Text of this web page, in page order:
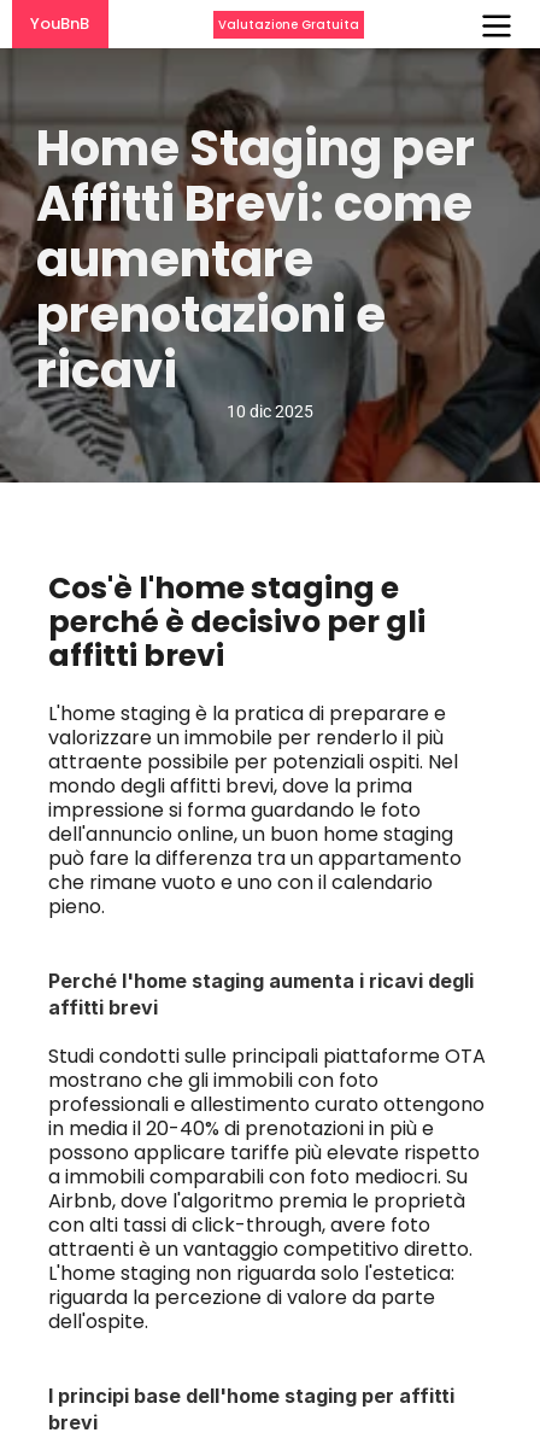
YouBnB Valutazione Gratuita
Home Staging per
Affitti Brevi: come
aumentare
prenotazioni e
ricavi
10 dic 2025
Cos'è l'home staging e
perché è decisivo per gli
affitti brevi
L'home staging è la pratica di preparare e
valorizzare un immobile per renderlo il più
attraente possibile per potenziali ospiti. Nel
mondo degli affitti brevi, dove la prima
impressione si forma guardando le foto
dell'annuncio online, un buon home staging
può fare la differenza tra un appartamento
che rimane vuoto e uno con il calendario
pieno.
Perché l'home staging aumenta i ricavi degli
affitti brevi
Studi condotti sulle principali piattaforme OTA
mostrano che gli immobili con foto
professionali e allestimento curato ottengono
in media il 20-40% di prenotazioni in più e
possono applicare tariffe più elevate rispetto
a immobili comparabili con foto mediocri. Su
Airbnb, dove l'algoritmo premia le proprietà
con alti tassi di click-through, avere foto
attraenti è un vantaggio competitivo diretto.
L'home staging non riguarda solo l'estetica:
riguarda la percezione di valore da parte
dell'ospite.
I principi base dell'home staging per affitti
brevi